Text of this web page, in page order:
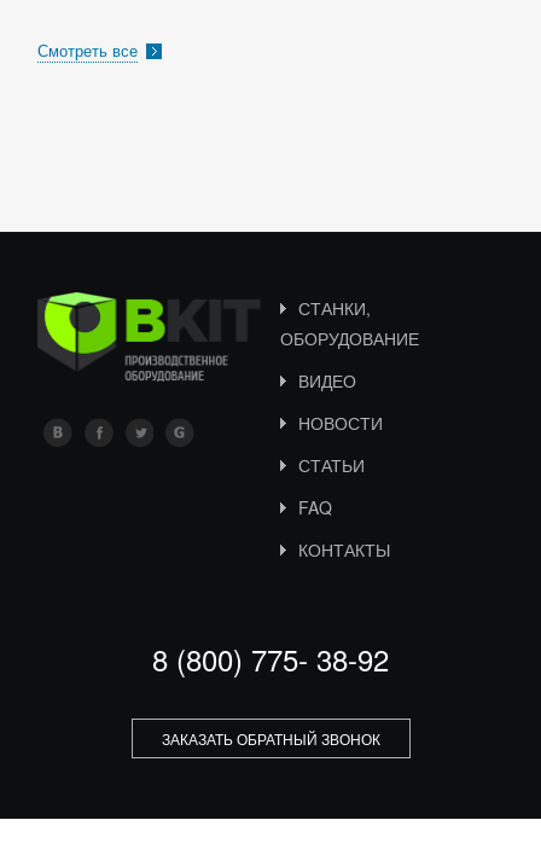
Смотреть все
СТАНКИ,
ОБОРУДОВАНИЕ
ВИДЕО
НОВОСТИ
СТАТЬИ
FAQ
КОНТАКТЫ
8 (800) 775- 38-92
ЗАКАЗАТЬ ОБРАТНЫЙ ЗВОНОК